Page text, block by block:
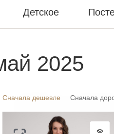
Детское
2025
Сначала дешевле Сначала